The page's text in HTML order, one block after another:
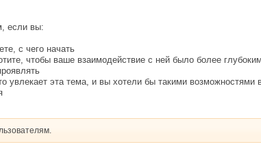
если вы:
с чего начать
чтобы ваше взаимодействие с ней было более
увлекает эта тема, и вы хотели бы такими возможностями